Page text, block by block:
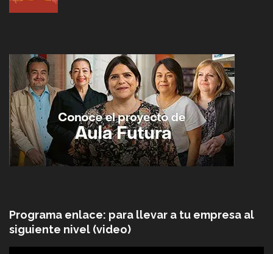
Programa enlace: para llevar a tu empresa al
siguiente nivel (video)